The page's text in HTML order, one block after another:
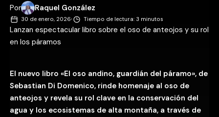
Por
Raquel González
30 de enero, 2026· Tiempo de lectura: 3 minutos
Lanzan espectacular libro sobre el oso de anteojos y su rol
en los páramos
El nuevo libro «El oso andino, guardián del páramo», de
Sebastian Di Domenico, rinde homenaje al oso de
anteojos y revela su rol clave en la conservación del
agua y los ecosistemas de alta montaña, a través de